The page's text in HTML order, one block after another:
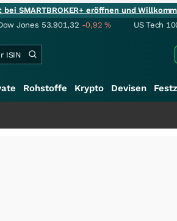
SMARTBROKER+ eröffnen und
Jones 53.901,32 -0,92% US Tech
Rohstoffe Krypto Devisen